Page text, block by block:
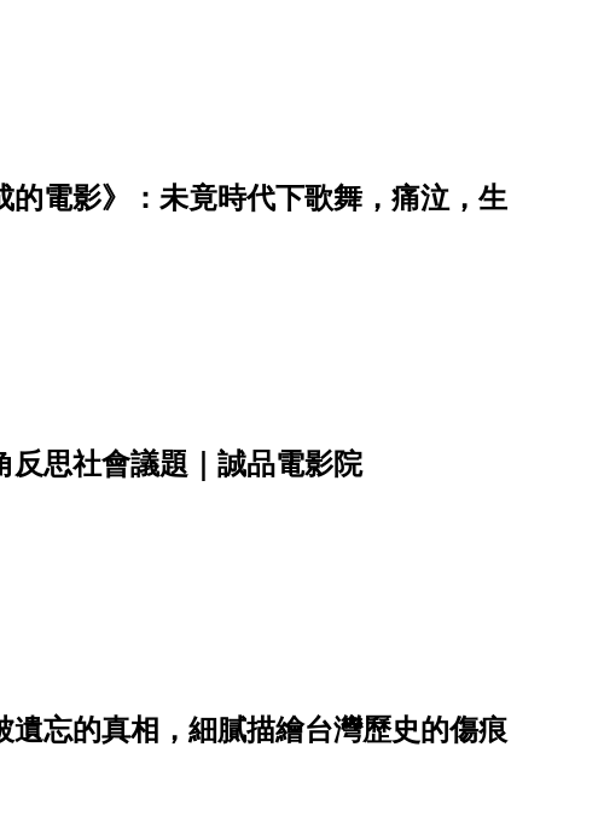
的電影》：未竟時代下歌舞，痛泣，生
反思社會議題｜誠品電影院
忘的真相，細膩描繪台灣歷史的傷痕